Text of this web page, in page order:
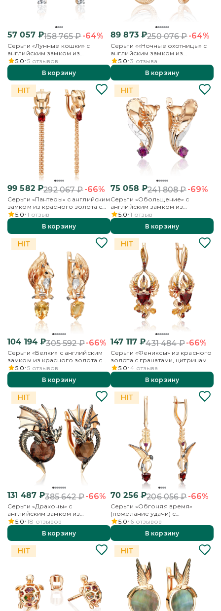
57 057₽158 765₽-64%
Серьги «Лунные кошки» с
английским замком из
комбинированного золота с
фианитом
5.0 5 отзывов
В корзину
89 873₽250 076₽-64%
Серьги ««Ночные охотницы» с
английским замком из
комбинированного золота
5.0 3 отзыва
В корзину
99 582₽292 067₽-66%
Серьги «Пантеры» с английским
замком из красного золота с
гранатом
5.0 1 отзыв
В корзину
75 058 ₽241 808₽-69%
Серьги «Обольщение» с
английским замком из
комбинированного золота с
гранатом
5.0 1 отзыв
В корзину
104 194 ₽305 592₽-66%
Серьги «Белки» с английским
замком из красного золота с
цитрином и эмалью
5.0 5 отзывов
В корзину
147 117 ₽431 484₽-66%
Серьги «Фениксы» из красного
золота с гранатами, цитринами
и эмалью
5.0 4 отзыва
В корзину
131 487 ₽385 642₽-66%
Серьги «Драконы» с
английским замком из
красного золота с цитрином и
кварцем дымчатым
5.0 18 отзывов
В корзину
70 256₽206 056₽-66%
Серьги «Обгоняя время»
(пожелание удачи) с
английским замком из
красного золота с гранатами
5.0 6 отзывов
В корзину